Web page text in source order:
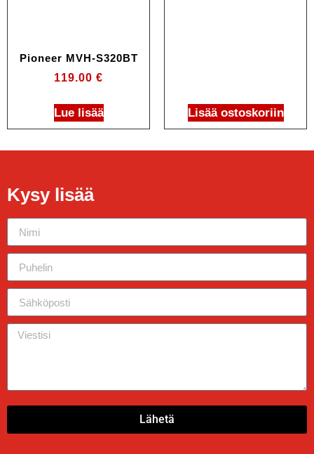
Pioneer MVH-S320BT
119.00 €
Lue lisää Lisää ostoskoriin
Kysy lisää
Lähetä